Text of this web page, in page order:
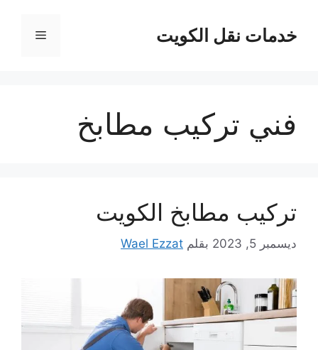
المحتوىخدمات نقل الكويت القائمة
فني تركيب مطابخ
تركيب مطابخ الكويت
ديسمبر 5, 2023 بقلم Wael Ezzat